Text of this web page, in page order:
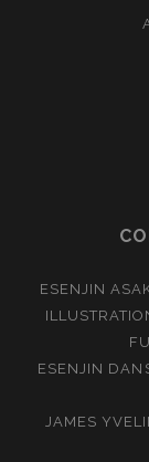
ESENJIN
ESENJIN
JAMES